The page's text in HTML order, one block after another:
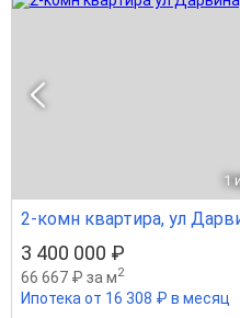
1
2-комн квартира, ул
3 400 000 ₽
66 667 ₽ за м2
Ипотека от 16 308 ₽ в месяц